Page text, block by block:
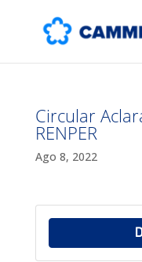
Circular
RENPER
Ago 8, 2022